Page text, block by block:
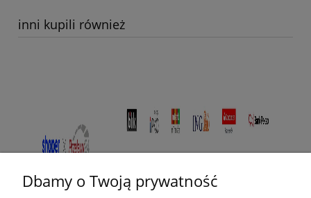
inni kupili również
Dbamy o Twoją prywatność